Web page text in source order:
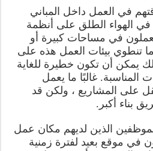
في العمل داخل المباني
في الهواء الطلق على أنظمة
في مساحات كبيرة أو
تنطوي بيئات العمل هذه على
يمكن أن تكون خطيرة للغاية
المناسبة. غالبًا ما يعمل
على المشاريع ، ولكن قد
بناء أكبر.
الذين لديهم مكان عمل
في موقع بعيد لفترة زمنية